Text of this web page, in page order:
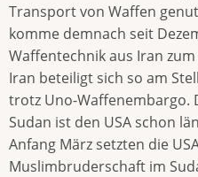
Transport von Waffen
komme demnach seit
Waffentechnik aus Iran
Iran beteiligt sich so am
trotz Uno-Waffenembargo.
Sudan ist den USA schon
Anfang März setzten die
Muslimbruderschaft im